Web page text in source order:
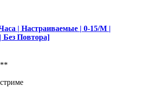
| Настраиваемые | 0-15/М |
Без Повтора]